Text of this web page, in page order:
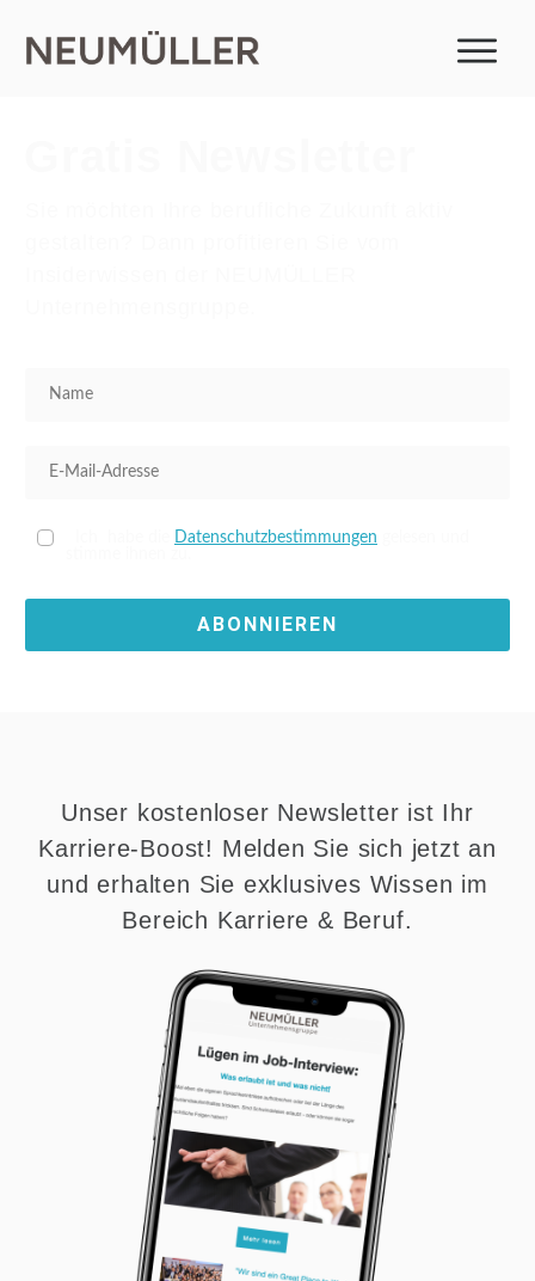
Datenschutzbestimmungen
ABONNIEREN
Unser kostenloser Newsletter ist Ihr
Karriere-Boost! Melden Sie sich jetzt an
und erhalten Sie exklusives Wissen im
Bereich Karriere & Beruf.